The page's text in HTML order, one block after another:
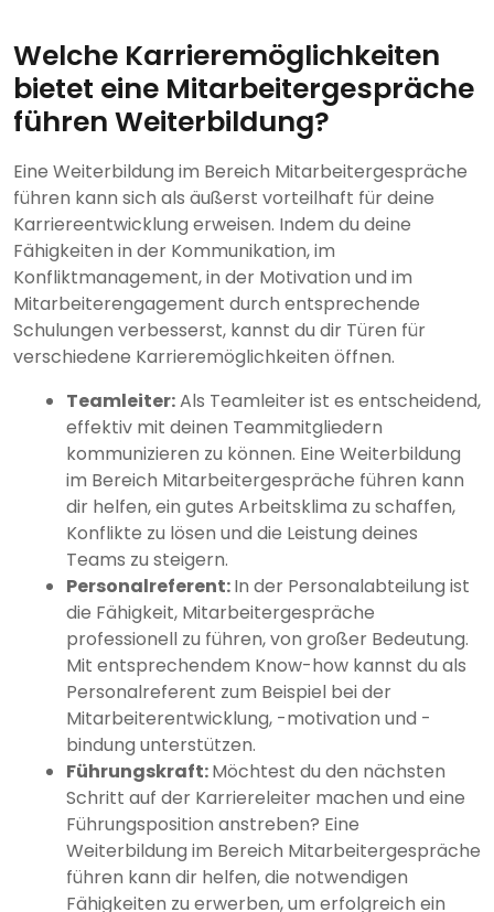
Welche Karrieremöglichkeiten
bietet eine Mitarbeitergespräche
führen Weiterbildung?
Eine Weiterbildung im Bereich Mitarbeitergespräche
führen kann sich als äußerst vorteilhaft für deine
Karriereentwicklung erweisen. Indem du deine
Fähigkeiten in der Kommunikation, im
Konfliktmanagement, in der Motivation und im
Mitarbeiterengagement durch entsprechende
Schulungen verbesserst, kannst du dir Türen für
verschiedene Karrieremöglichkeiten öffnen.
Teamleiter:Als Teamleiter ist es entscheidend,
effektiv mit deinen Teammitgliedern
kommunizieren zu können. Eine Weiterbildung
im Bereich Mitarbeitergespräche führen kann
dir helfen, ein gutes Arbeitsklima zu schaffen,
Konflikte zu lösen und die Leistung deines
Teams zu steigern.
Personalreferent:In der Personalabteilung ist
die Fähigkeit, Mitarbeitergespräche
professionell zu führen, von großer Bedeutung.
Mit entsprechendem Know-how kannst du als
Personalreferent zum Beispiel bei der
Mitarbeiterentwicklung, -motivation und -
bindung unterstützen.
Führungskraft:Möchtest du den nächsten
Schritt auf der Karriereleiter machen und eine
Führungsposition anstreben? Eine
Weiterbildung im Bereich Mitarbeitergespräche
führen kann dir helfen, die notwendigen
Fähigkeiten zu erwerben, um erfolgreich ein